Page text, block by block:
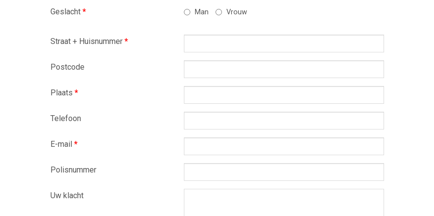
Geslacht * Man Vrouw
Straat + Huisnummer *
Postcode
Plaats *
Telefoon
E-mail *
Polisnummer
Uw klacht